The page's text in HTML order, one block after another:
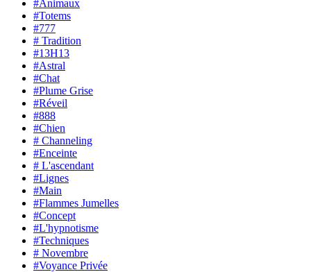
#Animaux
#Totems
#777
# Tradition
#13H13
#Astral
#Chat
#Plume Grise
#Réveil
#888
#Chien
# Channeling
#Enceinte
# L'ascendant
#Lignes
#Main
#Flammes Jumelles
#Concept
#L'hypnotisme
#Techniques
# Novembre
#Voyance Privée